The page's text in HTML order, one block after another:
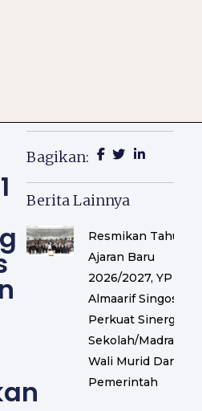
Bagikan:
Berita Lainnya
Resmikan Tahun
Ajaran Baru
2026/2027, YP
Almaarif Singosari
Perkuat Sinergi
Sekolah/Madrasah,
Wali Murid Dan
Pemerintah